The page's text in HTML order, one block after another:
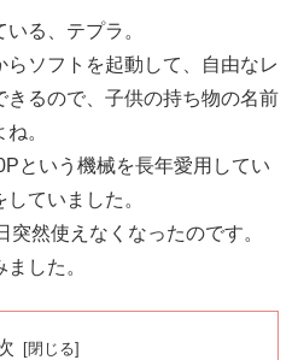
る、テプラ。
ソフトを起動して、自由なレ
きるので、子供の持ち物の名前
。
という機械を長年愛用してい
ていました。
然使えなくなったのです。
した。